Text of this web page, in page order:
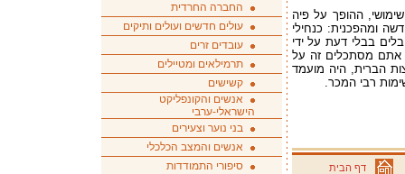
ההופך על פיה
ומהפכנית: כנחילי
בבלי דעת על ידי
אתם מסתכלים זה על
הברית, היה מועמד
רבי המכר.
דף הבית
החברה החרדית
עולים חדשים ועולים ותיקים
עובדים זרים
תרמילאים ומטיילים
קשישים
אנשים והקונפליקט
הישראלי-ערבי
בני נוער וצעירים
אנשים והמצב הכלכלי
סיפורי התמודדות